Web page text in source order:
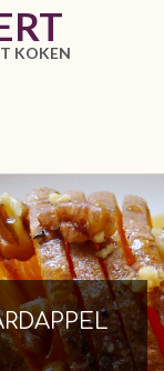
KOKEN